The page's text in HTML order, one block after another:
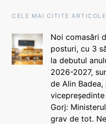
CELE MAI CITITE ARTICOLE
Noi comasări
posturi, cu 3
la debutul
2026-2027,
de Alin
vicepreședinte
Gorj:
grav de tot.